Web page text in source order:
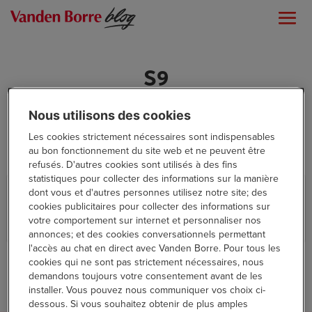
S9
Test : Samsung Galaxy Tab S9 Series
High Tech
Nous utilisons des cookies
Les cookies strictement nécessaires sont indispensables
au bon fonctionnement du site web et ne peuvent être
refusés. D'autres cookies sont utilisés à des fins
statistiques pour collecter des informations sur la manière
dont vous et d'autres personnes utilisez notre site; des
cookies publicitaires pour collecter des informations sur
votre comportement sur internet et personnaliser nos
annonces; et des cookies conversationnels permettant
l'accès au chat en direct avec Vanden Borre. Pour tous les
cookies qui ne sont pas strictement nécessaires, nous
demandons toujours votre consentement avant de les
installer. Vous pouvez nous communiquer vos choix ci-
dessous. Si vous souhaitez obtenir de plus amples